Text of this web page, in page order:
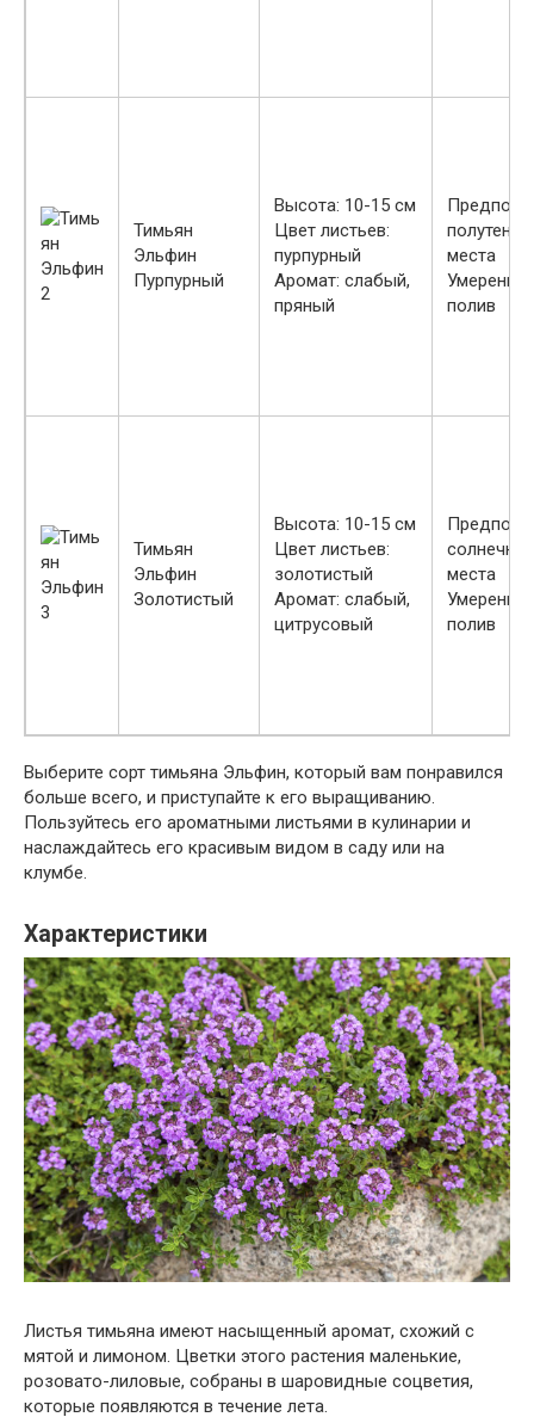
Тимьян
Эльфин
Пурпурный
Высота: 10-15 см
Цвет листьев:
пурпурный
Аромат: слабый,
пряный
места
полив
Тимьян
Эльфин
Золотистый
Высота: 10-15 см
Цвет листьев:
золотистый
Аромат: слабый,
цитрусовый
места
полив
Выберите сорт тимьяна Эльфин, который вам понравился
больше всего, и приступайте к его выращиванию.
Пользуйтесь его ароматными листьями в кулинарии и
наслаждайтесь его красивым видом в саду или на
клумбе.
Характеристики
Листья тимьяна имеют насыщенный аромат, схожий с
мятой и лимоном. Цветки этого растения маленькие,
розовато-лиловые, собраны в шаровидные соцветия,
которые появляются в течение лета.